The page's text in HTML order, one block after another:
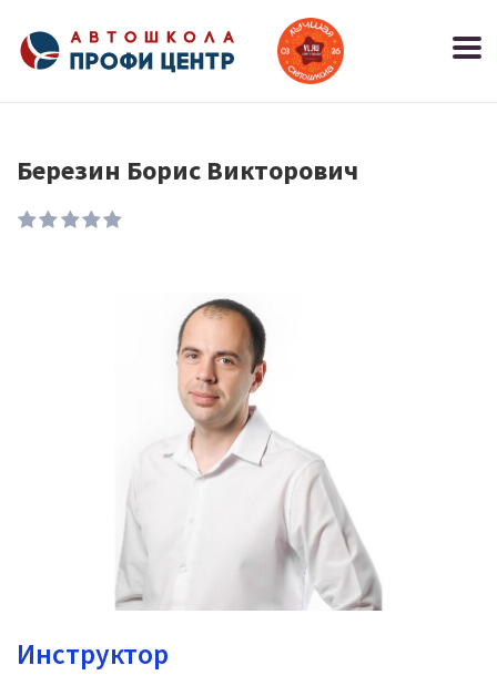
Березин Борис Викторович
4
3
2
1
Инструктор